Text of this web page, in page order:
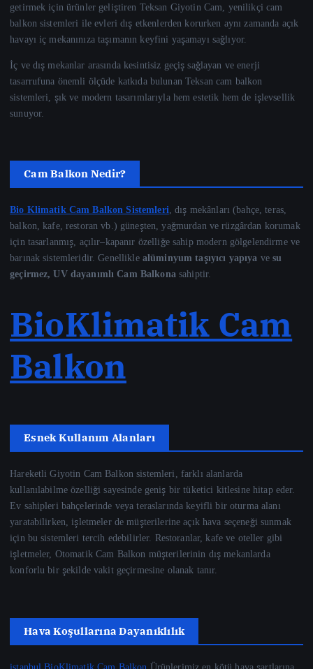
getirmek için ürünler geliştiren Teksan Giyotin Cam, yenilikçi cam
balkon sistemleri ile evleri dış etkenlerden korurken aynı zamanda açık
havayı iç mekanınıza taşımanın keyfini yaşamayı sağlıyor.
İç ve dış mekanlar arasında kesintisiz geçiş sağlayan ve enerji
tasarrufuna önemli ölçüde katkıda bulunan Teksan cam balkon
sistemleri, şık ve modern tasarımlarıyla hem estetik hem de işlevsellik
sunuyor.
Cam Balkon Nedir?
Bio Klimatik Cam Balkon Sistemleri , dış mekânları (bahçe, teras,
balkon, kafe, restoran vb.) güneşten, yağmurdan ve rüzgârdan korumak
için tasarlanmış, açılır–kapanır özelliğe sahip modern gölgelendirme ve
barınak sistemleridir. Genellikle alüminyum taşıyıcı yapıya ve su
geçirmez, UV dayanımlı Cam Balkona sahiptir.
BioKlimatik Cam
Balkon
Esnek Kullanım Alanları
Hareketli Giyotin Cam Balkon sistemleri, farklı alanlarda
kullanılabilme özelliği sayesinde geniş bir tüketici kitlesine hitap eder.
Ev sahipleri bahçelerinde veya teraslarında keyifli bir oturma alanı
yaratabilirken, işletmeler de müşterilerine açık hava seçeneği sunmak
için bu sistemleri tercih edebilirler. Restoranlar, kafe ve oteller gibi
işletmeler, Otomatik Cam Balkon müşterilerinin dış mekanlarda
konforlu bir şekilde vakit geçirmesine olanak tanır.
Hava Koşullarına Dayanıklılık
istanbul BioKlimatik Cam Balkon Ürünlerimiz en kötü hava şartlarına